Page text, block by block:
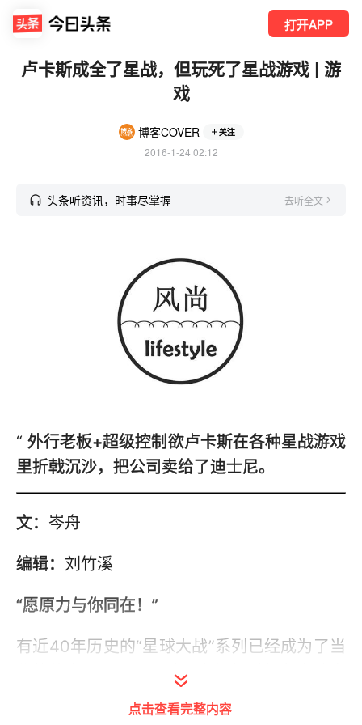
打开APP
卢卡斯成全了星战，但玩死了星战游戏 | 游
戏
博客COVER 关注
2016-1-24 02:12
头条听资讯，时事尽掌握 去听全文
“外行老板+超级控制欲卢卡斯在各种星战游戏
里折戟沉沙，把公司卖给了迪士尼。
文： 岑舟
编辑： 刘竹溪
“愿原力与你同在！”
有近40年历史的“星球大战”系列已经成为了当
代的传奇。哪一个男孩没有挥舞过想象中的光
剑，给它配上“嗡嗡嗡”的音效呢？
点击查看完整内容